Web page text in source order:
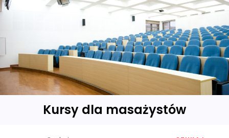
Skip
Kursy dla masażystów